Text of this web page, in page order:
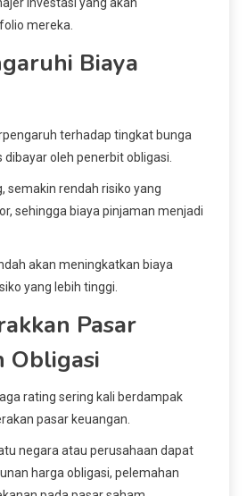
mereka.
Biaya
terhadap tingkat bunga
oleh penerbit obligasi.
semakin rendah risiko yang
sehingga biaya pinjaman menjadi
akan meningkatkan biaya
yang lebih tinggi.
Pasar
Obligasi
rating sering kali berdampak
pasar keuangan.
negara atau perusahaan dapat
harga obligasi, pelemahan